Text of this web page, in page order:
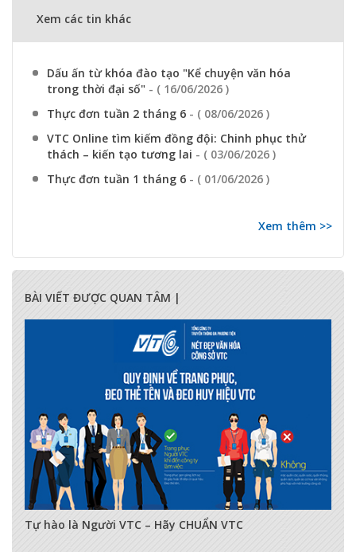
Xem các tin khác
Dấu ấn từ khóa đào tạo "Kể chuyện văn hóa
trong thời đại số" - ( 16/06/2026 )
Thực đơn tuần 2 tháng 6 - ( 08/06/2026 )
VTC Online tìm kiếm đồng đội: Chinh phục thử
thách – kiến tạo tương lai - ( 03/06/2026 )
Thực đơn tuần 1 tháng 6 - ( 01/06/2026 )
Xem thêm >>
BÀI VIẾT ĐƯỢC QUAN TÂM |
Tự hào là Người VTC – Hãy CHUẨN VTC